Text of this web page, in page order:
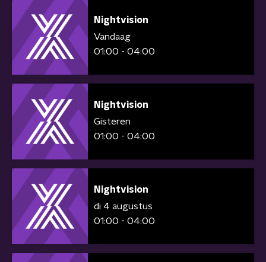
Nightvision
Vandaag
01:00 - 04:00
Nightvision
Gisteren
01:00 - 04:00
Nightvision
di 4 augustus
01:00 - 04:00